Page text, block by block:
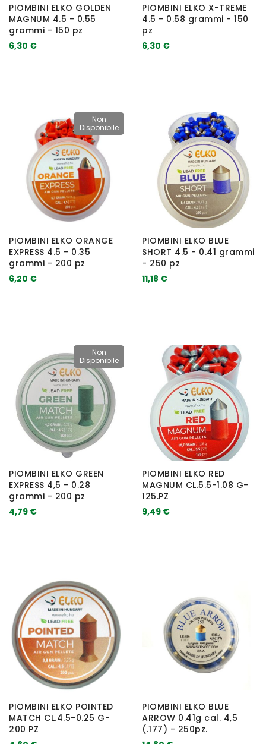
PIOMBINI ELKO GOLDEN
MAGNUM 4.5 - 0.55
grammi - 150 pz
6,30 €
PIOMBINI ELKO X-TREME
4.5 - 0.58 grammi - 150
pz
6,30 €
Non
Disponibile
PIOMBINI ELKO ORANGE
EXPRESS 4.5 - 0.35
grammi - 200 pz
6,20 €
PIOMBINI ELKO BLUE
SHORT 4.5 - 0.41 grammi
- 250 pz
11,18 €
Non
Disponibile
PIOMBINI ELKO GREEN
EXPRESS 4,5 - 0.28
grammi - 200 pz
4,79 €
PIOMBINI ELKO RED
MAGNUM CL.5.5-1.08 G-
125.PZ
9,49 €
PIOMBINI ELKO POINTED
MATCH CL.4.5-0.25 G-
200 PZ
PIOMBINI ELKO BLUE
ARROW 0.41g cal. 4,5
(.177) - 250pz.